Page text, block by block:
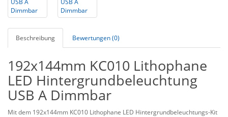
Beschreibung Bewertungen (0)
192x144mm KC010 Lithophane
LED Hintergrundbeleuchtung
USB A Dimmbar
Mit dem 192x144mm KC010 Lithophane LED Hintergrundbeleuchtungs-Kit